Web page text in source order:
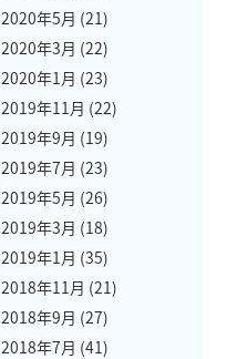
2020年5月 (21)
2020年3月 (22)
2020年1月 (23)
2019年11月 (22)
2019年9月 (19)
2019年7月 (23)
2019年5月 (26)
2019年3月 (18)
2019年1月 (35)
2018年11月 (21)
2018年9月 (27)
2018年7月 (41)